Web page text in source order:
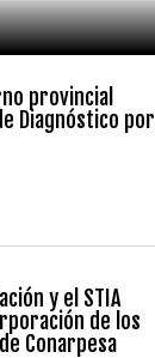
provincial
Diagnóstico por
y el STIA
de los
Conarpesa